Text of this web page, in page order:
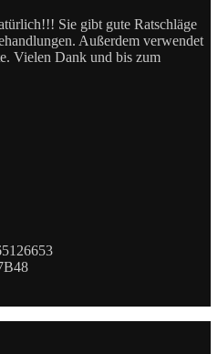
Sie gibt gute Ratschläge
Außerdem verwendet
Vielen Dank und bis zum